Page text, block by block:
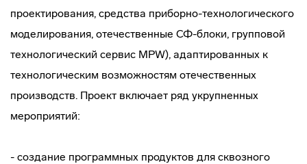
проектирования, средства приборно-технологического
моделирования, отечественные СФ-блоки, групповой
технологический сервис MPW), адаптированных к
технологическим возможностям отечественных
производств. Проект включает ряд укрупненных
мероприятий:
- создание программных продуктов для сквозного